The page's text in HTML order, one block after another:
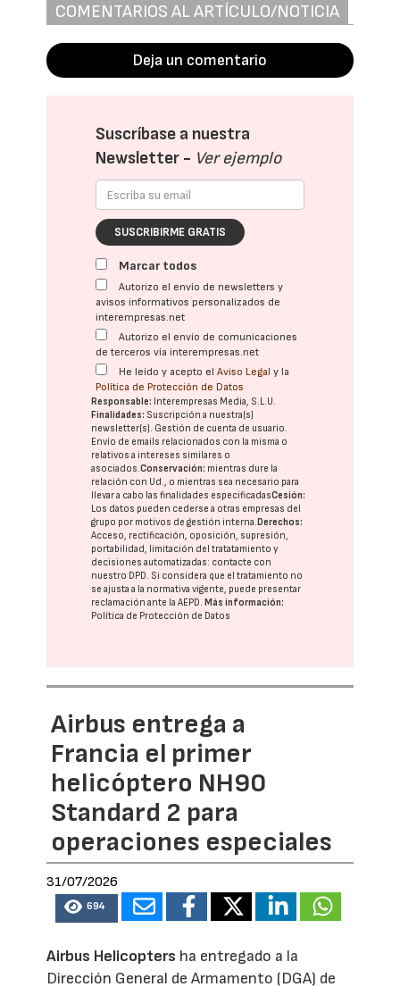
COMENTARIOS AL ARTÍCULO/NOTICIA
Deja un comentario
Suscríbase a nuestra
Newsletter - Ver ejemplo
SUSCRIBIRME GRATIS
Marcar todos
Autorizo el envío de newsletters y
avisos informativos personalizados de
interempresas.net
Autorizo el envío de comunicaciones
de terceros vía interempresas.net
He leído y acepto elAviso Legal y la
Política de Protección de Datos
Responsable: Interempresas Media, S.L.U.
Finalidades: Suscripción a nuestra(s)
newsletter(s). Gestión de cuenta de usuario.
Envío de emails relacionados con la misma o
relativos a intereses similares o
asociados.Conservación: mientras dure la
relación con Ud., o mientras sea necesario para
llevar a cabo las finalidades especificadasCesión:
Los datos pueden cederse a otras empresas del
grupo por motivos de gestión interna. Derechos:
Acceso, rectificación, oposición, supresión,
portabilidad, limitación del tratatamiento y
decisiones automatizadas: contacte con
nuestro DPD. Si considera que el tratamiento no
se ajusta a la normativa vigente, puede presentar
reclamación ante laAEPD. Más información:
Política de Protección de Datos
Airbus entrega a
Francia el primer
helicóptero NH90
Standard 2 para
operaciones especiales
31/07/2026
694
Airbus Helicopters ha entregado a la
Dirección General de Armamento (DGA) de